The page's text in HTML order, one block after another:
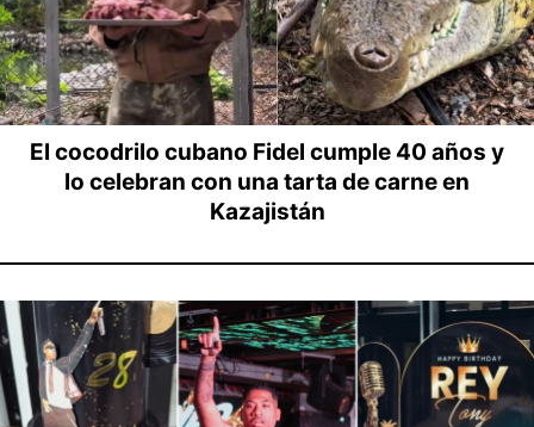
El cocodrilo cubano Fidel cumple 40 años y
lo celebran con una tarta de carne en
Kazajistán